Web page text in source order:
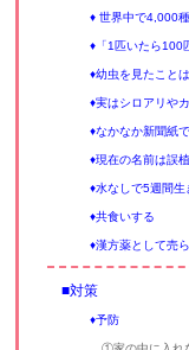
♦ 世界中で4,000
♦「1匹いたら100
♦幼虫を見たこと
♦実はシロアリや
♦なかなか新聞紙
♦現在の名前は誤
♦水なしで5週間
♦共食いする
♦漢方薬として売
■対策
♦予防